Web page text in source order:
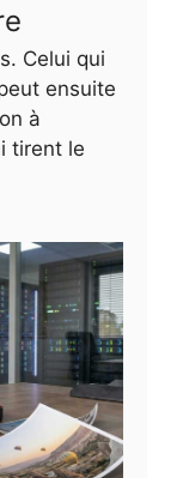
Celui qui
ensuite
à
tirent le